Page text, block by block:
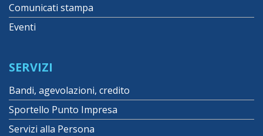
Comunicati stampa
Eventi
SERVIZI
Bandi, agevolazioni, credito
Sportello Punto Impresa
Servizi alla Persona